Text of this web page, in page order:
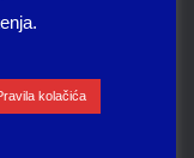
kolačića